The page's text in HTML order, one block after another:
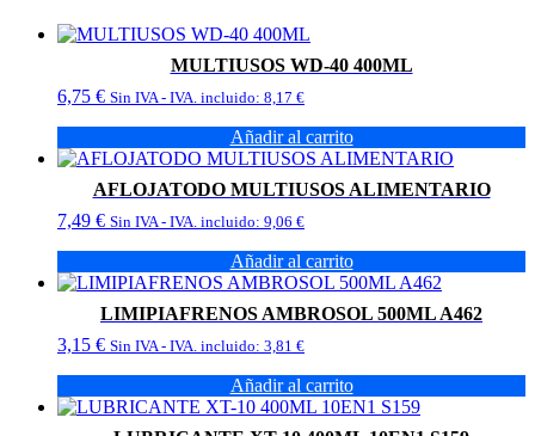
MULTIUSOS WD-40 400ML
6,75 € Sin IVA - IVA. incluido: 8,17 €
Añadir al carrito
AFLOJATODO MULTIUSOS ALIMENTARIO
7,49 € Sin IVA - IVA. incluido: 9,06 €
Añadir al carrito
LIMIPIAFRENOS AMBROSOL 500ML A462
3,15 € Sin IVA - IVA. incluido: 3,81 €
Añadir al carrito